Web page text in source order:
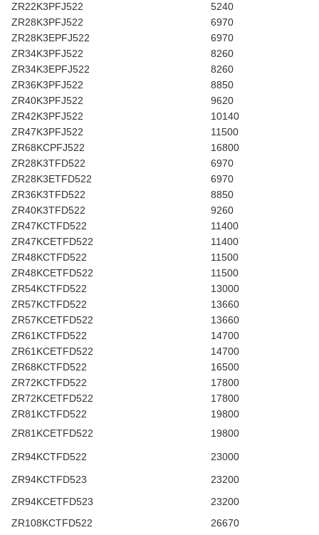
ZR22K3PFJ522
5240
ZR28K3PFJ522
6970
ZR28K3EPFJ522
6970
ZR34K3PFJ522
8260
ZR34K3EPFJ522
8260
ZR36K3PFJ522
8850
ZR40K3PFJ522
9620
ZR42K3PFJ522
10140
ZR47K3PFJ522
11500
ZR68KCPFJ522
16800
ZR28K3TFD522
6970
ZR28K3ETFD522
6970
ZR36K3TFD522
8850
ZR40K3TFD522
9260
ZR47KCTFD522
11400
ZR47KCETFD522
11400
ZR48KCTFD522
11500
ZR48KCETFD522
11500
ZR54KCTFD522
13000
ZR57KCTFD522
13660
ZR57KCETFD522
13660
ZR61KCTFD522
14700
ZR61KCETFD522
14700
ZR68KCTFD522
16500
ZR72KCTFD522
17800
ZR72KCETFD522
17800
ZR81KCTFD522
19800
ZR81KCETFD522
19800
ZR94KCTFD522
23000
ZR94KCTFD523
23200
ZR94KCETFD523
23200
ZR108KCTFD522
26670